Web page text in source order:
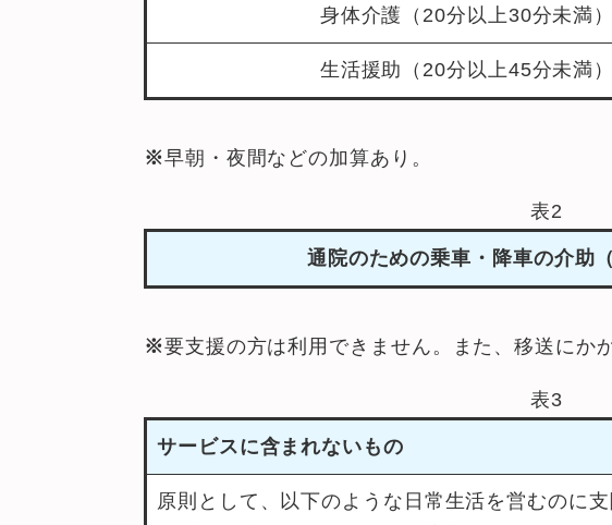
身体介護（20分以上30分未満）
生活援助（20分以上45分未満）
※早朝・夜間などの加算あり。
表2
通院のための乗車・降車の介助（
※要支援の方は利用できません。また、移送にか
表3
サービスに含まれないもの
原則として、以下のような日常生活を営むのに